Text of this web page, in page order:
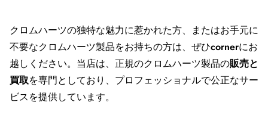
クロムハーツの独特な魅力に惹かれた方、またはお手元に
不要なクロムハーツ製品をお持ちの方は、ぜひcornerにお
越しください。当店は、正規のクロムハーツ製品の販売と
買取を専門としており、プロフェッショナルで公正なサー
ビスを提供しています。